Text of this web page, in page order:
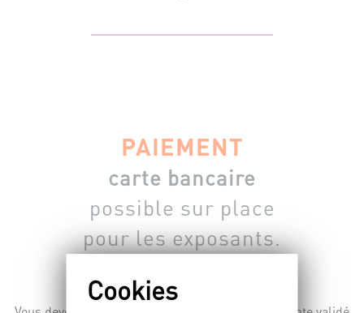
PAIEMENT
carte bancaire
possible sur place
pour les exposants.